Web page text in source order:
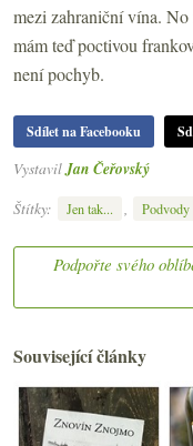
mezi zahraniční vína.
mám teď poctivou
není pochyb.
Sdílet na Facebooku
Vystavil Jan Čeřovský
Štítky:
Jen tak... , Podvody
Podpořte svého
Související články